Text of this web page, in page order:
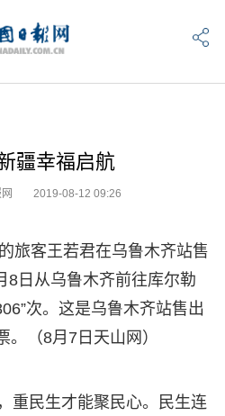
疆幸福启航
2019-08-12 09:26
旅客王若君在乌鲁木齐站售
8日从乌鲁木齐前往库尔勒
次。这是乌鲁木齐站售出
。（8月7日天山网）
重民生才能聚民心。民生连